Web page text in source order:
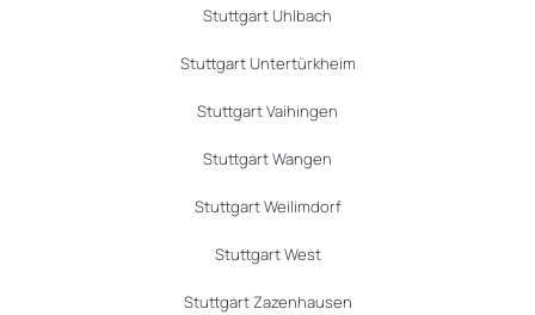
Stuttgart Uhlbach
Stuttgart Untertürkheim
Stuttgart Vaihingen
Stuttgart Wangen
Stuttgart Weilimdorf
Stuttgart West
Stuttgart Zazenhausen